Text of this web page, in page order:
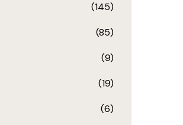
(145)
(85)
(9)
(19)
(6)